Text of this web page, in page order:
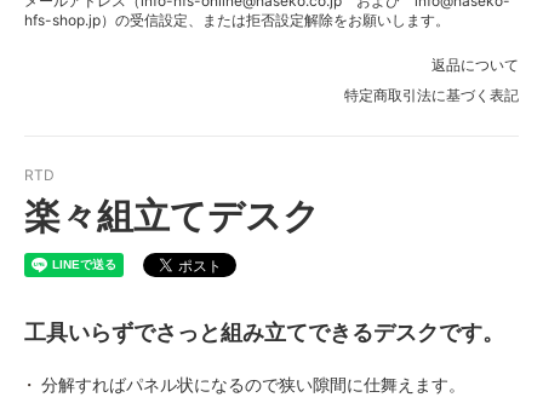
hfs-shop.jp）の受信設定、または拒否設定解除をお願いします。
返品について
特定商取引法に基づく表記
RTD
楽々組立てデスク
工具いらずでさっと組み立てできるデスクです。
分解すればパネル状になるので狭い隙間に仕舞えます。